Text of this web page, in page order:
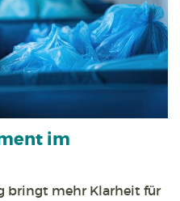
im
bringt mehr Klarheit für